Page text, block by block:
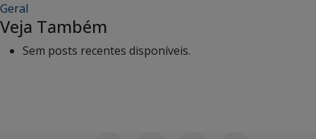
Geral
Veja Também
Sem posts recentes disponíveis.